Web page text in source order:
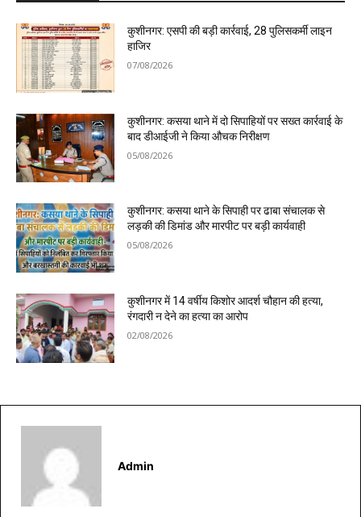
कुशीनगर: एसपी की बड़ी कार्रवाई, 28 पुलिसकर्मी लाइन
हाजिर
07/08/2026
कुशीनगर: कसया थाने में दो सिपाहियों पर सख्त कार्रवाई के
बाद डीआईजी ने किया औचक निरीक्षण
05/08/2026
कुशीनगर: कसया थाने के सिपाही पर ढाबा संचालक से
लड़की की डिमांड और मारपीट पर बड़ी कार्यवाही
05/08/2026
कुशीनगर में 14 वर्षीय किशोर आदर्श चौहान की हत्या,
रंगदारी न देने का हत्या का आरोप
02/08/2026
Admin